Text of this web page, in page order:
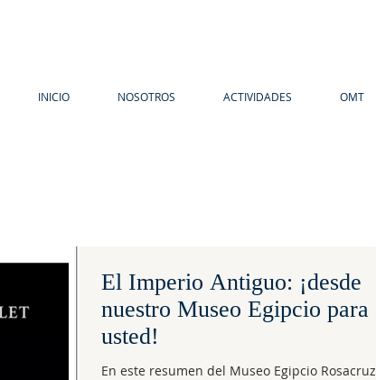
INICIO NOSOTROS ACTIVIDADES OMT
El Imperio Antiguo: ¡desde
nuestro Museo Egipcio para
usted!
En este resumen del Museo Egipcio Rosacruz